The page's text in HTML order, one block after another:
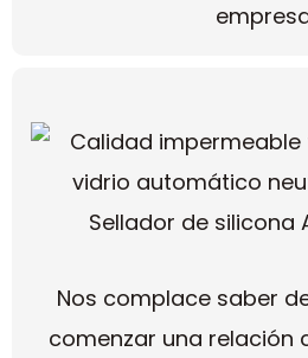
Nos complace saber
comenzar una relación